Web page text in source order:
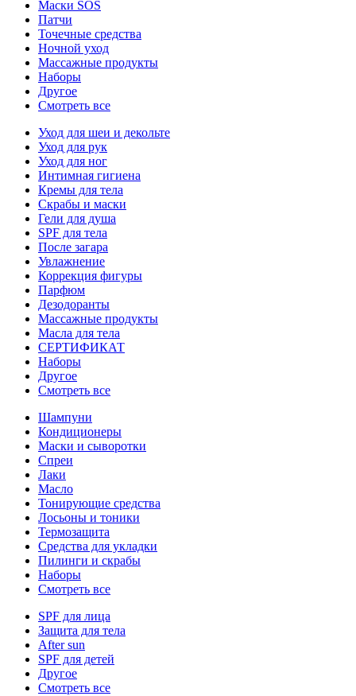
Маски SOS
Патчи
Точечные средства
Ночной уход
Массажные продукты
Наборы
Другое
Смотреть все
Уход для шеи и декольте
Уход для рук
Уход для ног
Интимная гигиена
Кремы для тела
Скрабы и маски
Гели для душа
SPF для тела
После загара
Увлажнение
Коррекция фигуры
Парфюм
Дезодоранты
Массажные продукты
Масла для тела
СЕРТИФИКАТ
Наборы
Другое
Смотреть все
Шампуни
Кондиционеры
Маски и сыворотки
Спреи
Лаки
Масло
Тонирующие средства
Лосьоны и тоники
Термозащита
Средства для укладки
Пилинги и скрабы
Наборы
Смотреть все
SPF для лица
Защита для тела
After sun
SPF для детей
Другое
Смотреть все